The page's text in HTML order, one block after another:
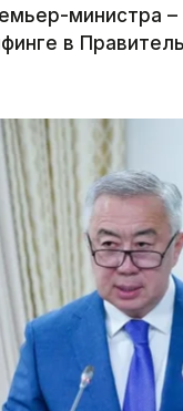
министра
в